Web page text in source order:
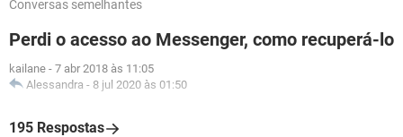
Conversas semelhantes
Perdi o acesso ao Messenger, como recuperá-lo
kailane - 7 abr 2018 às 11:05
Alessandra - 8 jul 2020 às 01:50
195 Respostas